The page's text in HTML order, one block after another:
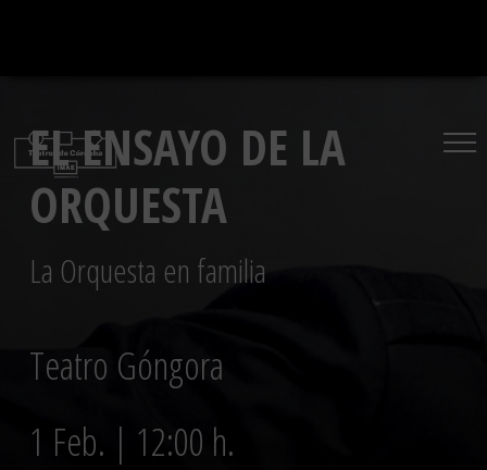
EL ENSAYO DE LA
ORQUESTA
La Orquesta en familia
Teatro Góngora
1 Feb. | 12:00 h.